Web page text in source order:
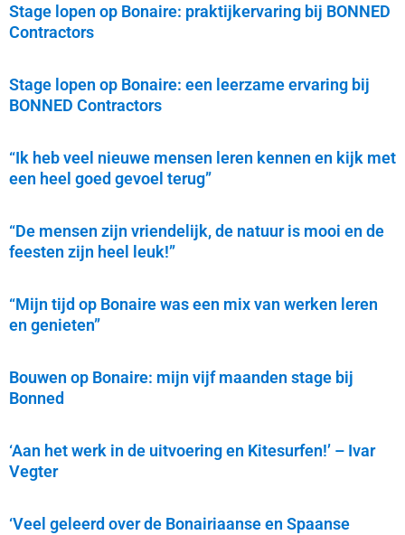
Stage lopen op Bonaire: praktijkervaring bij BONNED
Contractors
Stage lopen op Bonaire: een leerzame ervaring bij
BONNED Contractors
“Ik heb veel nieuwe mensen leren kennen en kijk met
een heel goed gevoel terug”
“De mensen zijn vriendelijk, de natuur is mooi en de
feesten zijn heel leuk!”
“Mijn tijd op Bonaire was een mix van werken leren
en genieten”
Bouwen op Bonaire: mijn vijf maanden stage bij
Bonned
‘Aan het werk in de uitvoering en Kitesurfen!’ – Ivar
Vegter
‘Veel geleerd over de Bonairiaanse en Spaanse